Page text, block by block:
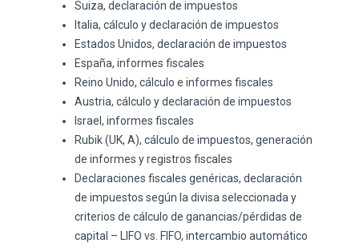
Suiza, declaración de impuestos
Italia, cálculo y declaración de impuestos
Estados Unidos, declaración de impuestos
España, informes fiscales
Reino Unido, cálculo e informes fiscales
Austria, cálculo y declaración de impuestos
Israel, informes fiscales
Rubik (UK, A), cálculo de impuestos, generación
de informes y registros fiscales
Declaraciones fiscales genéricas, declaración
de impuestos según la divisa seleccionada y
criterios de cálculo de ganancias/pérdidas de
capital – LIFO vs. FIFO, intercambio automático